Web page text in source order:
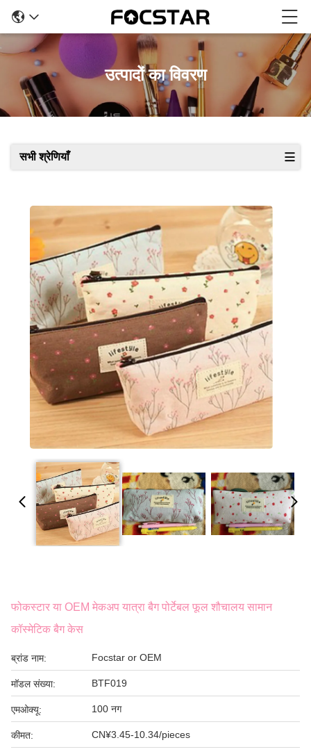
उत्पादों का विवरण
सभी श्रेणियाँ
फोकस्टार या OEM मेकअप यात्रा बैग पोर्टेबल फूल शौचालय सामान
कॉस्मेटिक बैग केस
ब्रांड नाम: Focstar or OEM
मॉडल संख्या: BTF019
एमओक्यू: 100 नग
कीमत: CN¥3.45-10.34/pieces